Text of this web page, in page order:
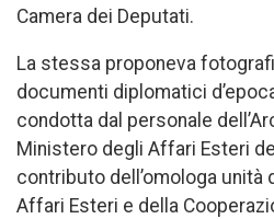
Camera dei Deputati.
La stessa proponeva
documenti diplomatici
condotta dal personale
Ministero degli Affari Esteri
contributo dell’omologa unità
Affari Esteri e della